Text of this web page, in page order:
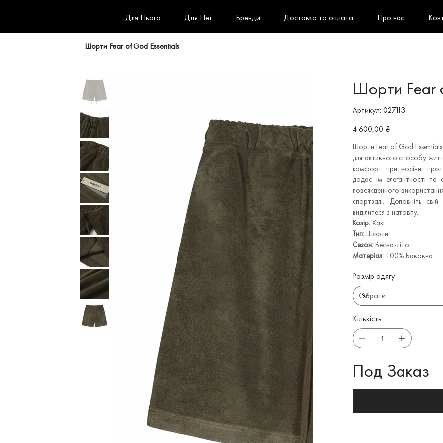
Для Нього Для Неї Бренди Доставка та оплата Про нас
Шорти Fear of God Essentials
Шорти Fear
Артикул: Артикул
027113
027113
Ціна
4 600,00 ₴
Шорти Fear of God
для активного способу
комфорт при носінні
додає їм елегантності та
повсякденного
спортзалі. Доповніть
виділитеся з натовпу.
Колір: Хакі
Тип: Шорти
Сезон: Весна-літо
Матеріал: 100% Бавовна
Розмір одягу
Кількість
Под Заказ